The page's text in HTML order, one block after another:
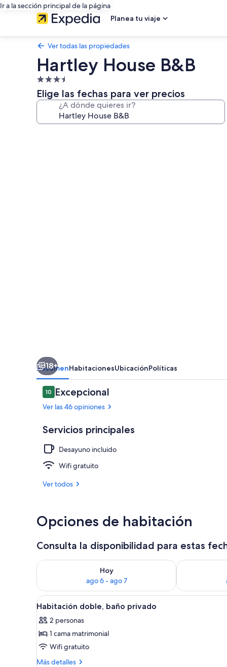
Ir a la sección principal de la página
Planea tu viaje
Ver todas las propiedades
Hartley House B&B
Propiedad
de
3.5
estrellas
Elige las fechas para ver precios
¿A dónde quieres ir?
18+
ResumenHabitacionesUbicaciónPolíticas
Opiniones
1010 de 10,
Excepcional
Ver las 46 opiniones
Servicios principales
Desayuno incluido
Wifi gratuito
Ver todos
Opciones de habitación
Consulta la disponibilidad para estas
Hoy
ago 6 - ago 7
Consulta la disponibilidad para hoy ago 6 - ago 7
Consulta la
Abrir
todas
las
fotos
de
Habitación
Un dormitorio con cama,
2
Habitación doble, baño privado
2 personas
1 cama matrimonial
Wifi gratuito
Más detalles
Más